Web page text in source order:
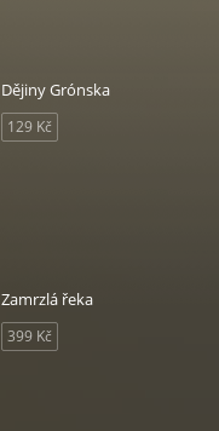
Dějiny Grónska
129 Kč
Zamrzlá řeka
399 Kč